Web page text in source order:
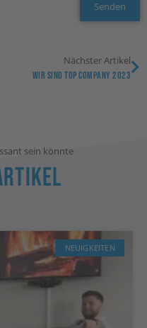
Senden
Nächster Artikel
Wir Sind Top Company 2023
sein könnte
NEUIGKEITEN